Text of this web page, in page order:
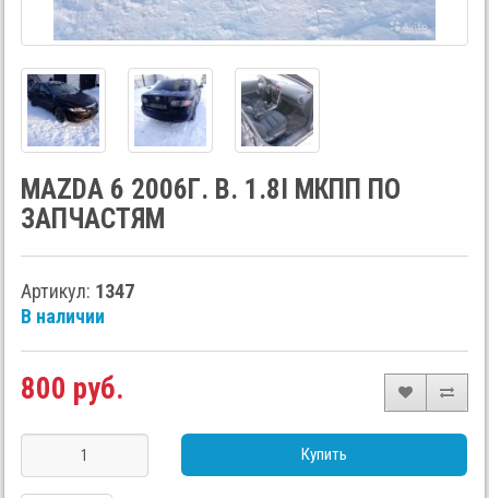
MAZDA 6 2006Г. В. 1.8I МКПП ПО
ЗАПЧАСТЯМ
Артикул: 1347
В наличии
800 руб.
Купить